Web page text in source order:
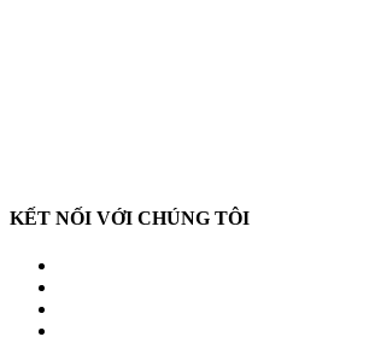
KẾT NỐI VỚI CHÚNG TÔI